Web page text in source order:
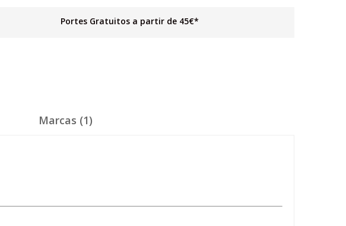
Portes Gratuitos a partir de 45€*
Marcas (1)